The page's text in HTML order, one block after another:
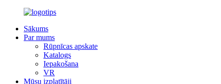
Sākums
Par mums
Rūpnīcas apskate
Katalogs
Iepakošana
VR
Mūsu izplatītāji